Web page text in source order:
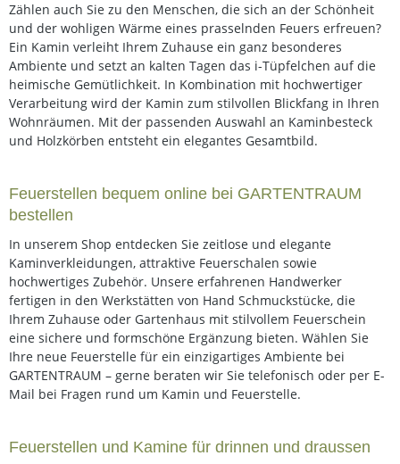
Zählen auch Sie zu den Menschen, die sich an der Schönheit
und der wohligen Wärme eines prasselnden Feuers erfreuen?
Ein Kamin verleiht Ihrem Zuhause ein ganz besonderes
Ambiente und setzt an kalten Tagen das i-Tüpfelchen auf die
heimische Gemütlichkeit. In Kombination mit hochwertiger
Verarbeitung wird der Kamin zum stilvollen Blickfang in Ihren
Wohnräumen. Mit der passenden Auswahl an Kaminbesteck
und Holzkörben entsteht ein elegantes Gesamtbild.
Feuerstellen bequem online bei GARTENTRAUM
bestellen
In unserem Shop entdecken Sie zeitlose und elegante
Kaminverkleidungen, attraktive Feuerschalen sowie
hochwertiges Zubehör. Unsere erfahrenen Handwerker
fertigen in den Werkstätten von Hand Schmuckstücke, die
Ihrem Zuhause oder Gartenhaus mit stilvollem Feuerschein
eine sichere und formschöne Ergänzung bieten. Wählen Sie
Ihre neue Feuerstelle für ein einzigartiges Ambiente bei
GARTENTRAUM – gerne beraten wir Sie telefonisch oder per E-
Mail bei Fragen rund um Kamin und Feuerstelle.
Feuerstellen und Kamine für drinnen und draussen